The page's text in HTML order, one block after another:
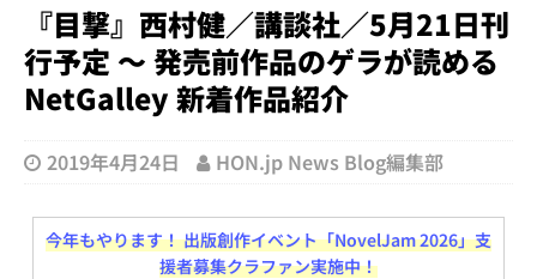
『目撃』西村健／講談社／5月21日刊
行予定 ～ 発売前作品のゲラが読める
NetGalley 新着作品紹介
2019年4月24日 HON.jp News Blog編集部
今年もやります！ 出版創作イベント「NovelJam 2026」支
援者募集クラファン実施中！